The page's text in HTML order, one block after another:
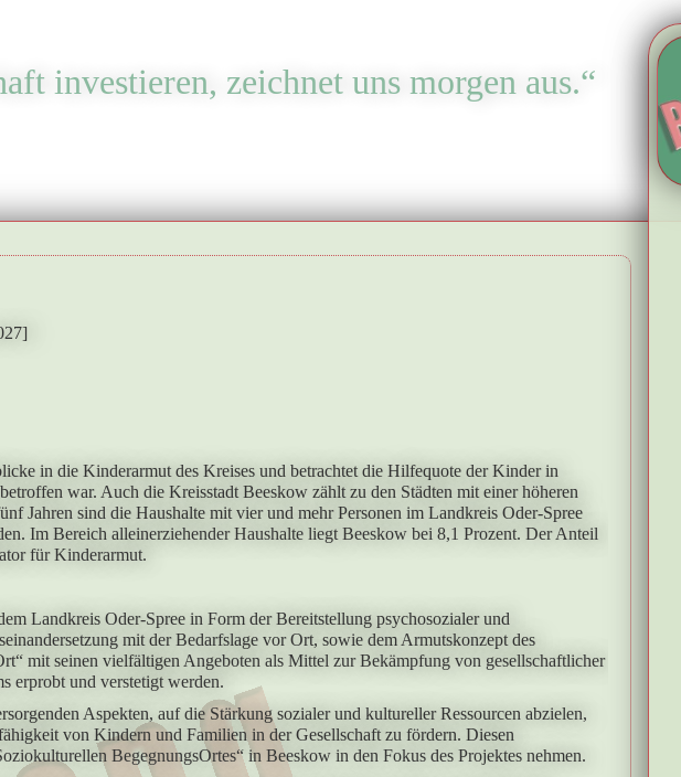
investieren, zeichnet uns morgen aus.“
in die Kinderarmut des Kreises und betrachtet die Hilfequote der Kinder in
war. Auch die Kreisstadt Beeskow zählt zu den Städten mit einer höheren
Jahren sind die Haushalte mit vier und mehr Personen im Landkreis Oder-Spree
Im Bereich alleinerziehender Haushalte liegt Beeskow bei 8,1 Prozent. Der Anteil
für Kinderarmut.
Landkreis Oder-Spree in Form der Bereitstellung psychosozialer und
mit der Bedarfslage vor Ort, sowie dem Armutskonzept des
mit seinen vielfältigen Angeboten als Mittel zur Bekämpfung von gesellschaftlicher
erprobt und verstetigt werden.
Aspekten, auf die Stärkung sozialer und kultureller Ressourcen abzielen,
von Kindern und Familien in der Gesellschaft zu fördern. Diesen
BegegnungsOrtes“ in Beeskow in den Fokus des Projektes nehmen.